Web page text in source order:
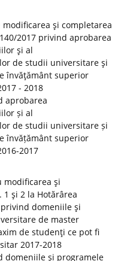
şi completarea
2017 privind aprobarea
şi al
de studii universitare şi
învăţământ superior
- 2018
aprobarea
și al
de studii universitare și
învățământ superior
2017
modificarea şi
şi 2 la Hotărârea
domeniile şi
de master
de studenţi ce pot fi
2017-2018
domeniile şi programele